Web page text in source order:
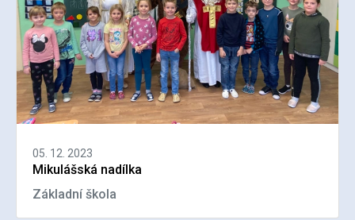
05. 12. 2023
Mikulášská nadílka
Základní škola